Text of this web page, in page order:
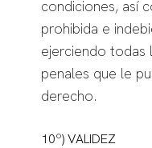
condiciones, así
prohibida e
ejerciendo todas
penales que le
derecho.
10º) VALIDEZ